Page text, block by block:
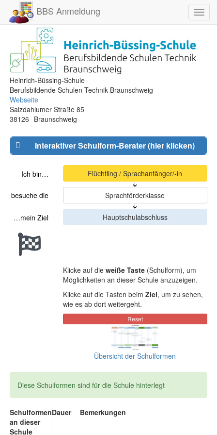
BBS Anmeldung
Heinrich-Büssing-Schule
Berufsbildende Schulen Technik Braunschweig
Webseite
Salzdahlumer Straße 85
38126 Braunschweig
Interaktiver Schulform-Berater (hier klicken)
Ich bin…
besuche die
…mein Ziel
Klicke auf die weiße Taste(Schulform), um
Möglichkeiten an dieser Schule anzuzeigen.
Klicke auf die Tasten beim Ziel, um zu sehen,
wie es ab dort weitergeht.
Übersicht der Schulformen
Diese Schulformen sind für die Schule hinterlegt
Schulformen
an dieser
Schule
Dauer Bemerkungen